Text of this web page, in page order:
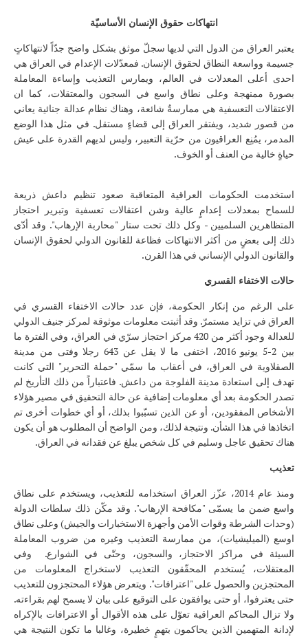
انتهاكات حقوق الإنسان الأساسيّة
يعتبر العراق من الدول التي لديها سجلّ موثق بشكل واضح جدّاً لانتهاكاتٍ
جسيمة وواسعة النطاق لحقوق الإنسان. فمعدّلات الإعدام في العراق هي
احدى أعلى المعدلات في العالم، ويمارس التعذيب وإساءة المعاملة
بصورة ممنهجة وعلى نطاق واسع في السجون والمعتقلات، كما ان
الاعتقالات التعسفية هي ممارسةٌ شائعة، وهناك نظام عدالة جنائية يعاني
من قصور شديد، ويفتقر العراق إلى قضاءٍ مستقل. في مثل هذا الوضع
المدمر، يمُنِع العراقيون من حرّية التعبير، وليس لديهم القدرة على عيش
حياةٍ خالية من العنف أو الخوف.
استخدمت الحكومات العراقية المتعاقبة صعود تنظيم داعش ذريعة
للسماح بمعدلات إعدامٍ عالية وشن اعتقالات تعسفية وتبرير احتجاز
المتظاهرين السلميين - وكل ذلك تحت ستار "محاربة الإرهاب". وقد أدّى
ذلك إلى بعضٍ من أكثر الانتهاكات فظاعة للقانون الدولي لحقوق الإنسان
والقانون الدولي الإنساني في هذا القرن.
حالات الاختفاء القسري
على الرغم من إنكار الحكومة، فإن عدد حالات الاختفاء القسري في
العراق في تزايد مستمرّ. وقد أثبتت معلومات موثوقة لمركز جنيف الدولي
للعدالة وجود أكثر من 420 مركز احتجاز سرّي في العراق، وفي الفترة ما
بين 2-5 يونيو 2016، اختفى ما لا يقل عن 643 رجلا وفتى من مدينة
الصقلاوية في العراق، في أعقاب ما سمّي "حملة التحرير" التي كانت
تهدف إلى استعادة مدينة الفلوجة من داعش. فاعتباراً من ذلك التأريخ لم
تصدر الحكومة بعد أي معلومات إضافية عن حالة التحقيق في مصير هؤلاء
الأشخاص المفقودين، أو عن الذين تسبّبوا بذلك، أو أي خطوات أخرى تم
اتخاذها في هذا الشأن. ونتيجة لذلك، ومن الواضح أن المطلوب هو أن يكون
هناك تحقيق عاجل وسليم في كل شخص يبلغ عن فقدانه في العراق.
تعذيب
ومنذ عام 2014، عزّز العراق استخدامه للتعذيب، ويستخدم على نطاق
واسع ضمن ما يسمّى "مكافحة الإرهاب". وقد مكّن ذلك سلطات الدولة
(وحدات الشرطة وقوات الأمن وأجهزة الاستخبارات والجيش) وعلى نطاق
اوسع (الميليشيات)، من ممارسة التعذيب وغيره من ضروب المعاملة
السيئة في مراكز الاحتجاز، والسجون، وحتّى في الشوارع. وفي
المعتقلات، يُستخدم المحقّقون التعذيب لاستخراج المعلومات من
المحتجزين والحصول على "اعترافات". ويتعرض هؤلاء المحتجزون للتعذيب
حتى يعترفوا، أو حتى يوافقون على التوقيع على بيان لا يسمح لهم بقراءته.
ولا تزال المحاكم العراقية تعوّل على هذه الأقوال أو الاعترافات بالإكراه
لإدانة المتهمين الذين يحاكمون بتهمٍ خطيرة، وغالبا ما تكون النتيجة هي